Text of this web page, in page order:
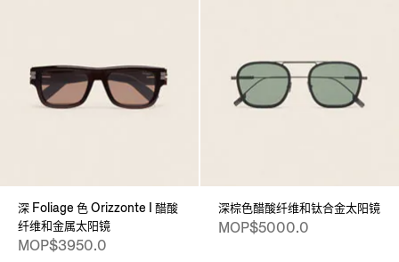
深 Foliage 色 Orizzonte I 醋酸
纤维和金属太阳镜
MOP$3950.0
深棕色醋酸纤维和钛合金太阳镜
MOP$5000.0